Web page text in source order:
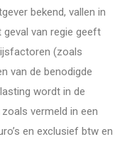
bekend, vallen in
geval van regie geeft
(zoals
van de benodigde
wordt in de
vermeld in een
en exclusief btw en